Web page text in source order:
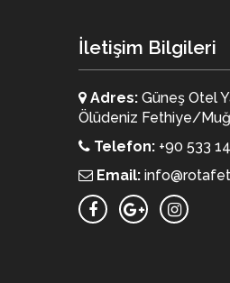
İletişim Bilgileri
Adres: Güneş Otel
Ölüdeniz Fethiye/
Telefon: +90 533
Email: